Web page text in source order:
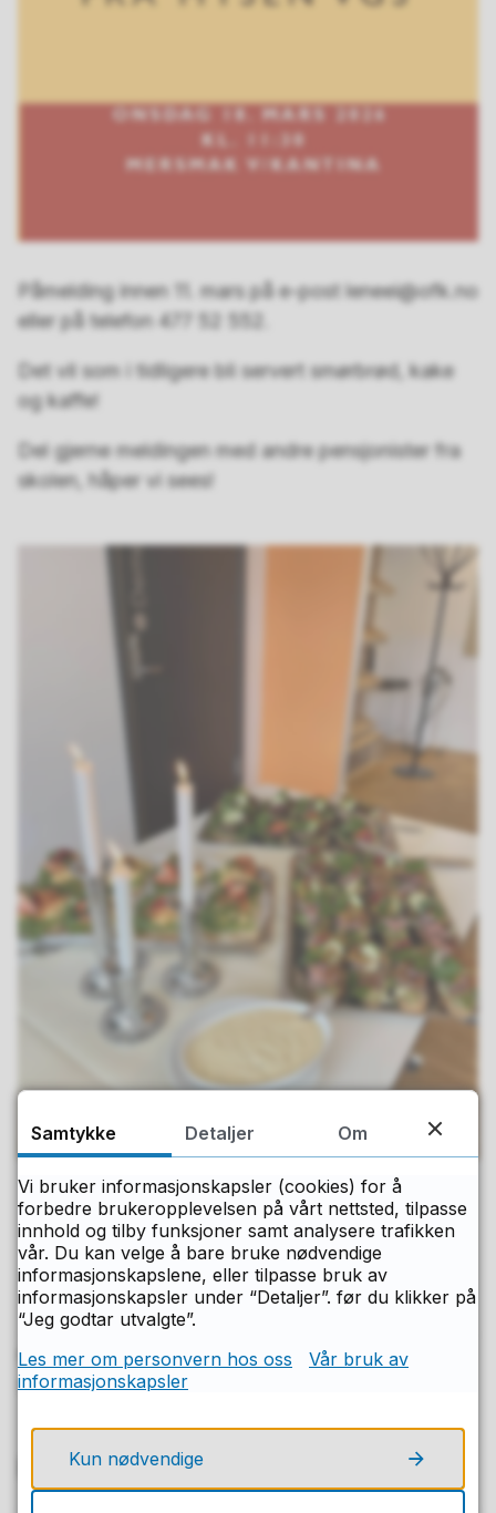
Påmelding innen 11. mars på e-post leneei@ofk.no
eller på telefon 477 52 552.
Det vil som i tidligere bli servert smørbrød, kake
og kaffe!
Del gjerne meldingen med andre pensjonister fra
skolen, håper vi sees!
Publisert
09.01.2026 14.37
Sist endret
27.03.2026 16.16
Kontakt
Samtykke Detaljer Om
Vi bruker informasjonskapsler (cookies) for å
forbedre brukeropplevelsen på vårt nettsted, tilpasse
innhold og tilby funksjoner samt analysere trafikken
vår. Du kan velge å bare bruke nødvendige
informasjonskapslene, eller tilpasse bruk av
informasjonskapsler under “Detaljer”. før du klikker på
“Jeg godtar utvalgte”.
Les mer om personvern hos oss
Vår bruk av
informasjonskapsler
Kun nødvendige